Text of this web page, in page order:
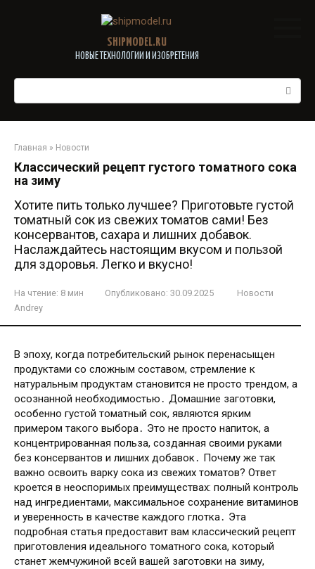
SHIPMODEL.RU
НОВЫЕ ТЕХНОЛОГИИ И ИЗОБРЕТЕНИЯ
Главная » Новости
Классический рецепт густого томатного сока
на зиму
Хотите пить только лучшее? Приготовьте густой
томатный сок из свежих томатов сами! Без
консервантов, сахара и лишних добавок.
Наслаждайтесь настоящим вкусом и пользой
для здоровья. Легко и вкусно!
На чтение: 8 мин Опубликовано: 30.09.2025
Новости
Andrey
В эпоху, когда потребительский рынок перенасыщен
продуктами со сложным составом, стремление к
натуральным продуктам становится не просто трендом, а
осознанной необходимостью․ Домашние заготовки,
особенно густой томатный сок, являются ярким
примером такого выбора․ Это не просто напиток, а
концентрированная польза, созданная своими руками
без консервантов и лишних добавок․ Почему же так
важно освоить варку сока из свежих томатов? Ответ
кроется в неоспоримых преимуществах: полный контроль
над ингредиентами, максимальное сохранение витаминов
и уверенность в качестве каждого глотка․ Эта
подробная статья предоставит вам классический рецепт
приготовления идеального томатного сока, который
станет жемчужиной всей вашей заготовки на зиму,